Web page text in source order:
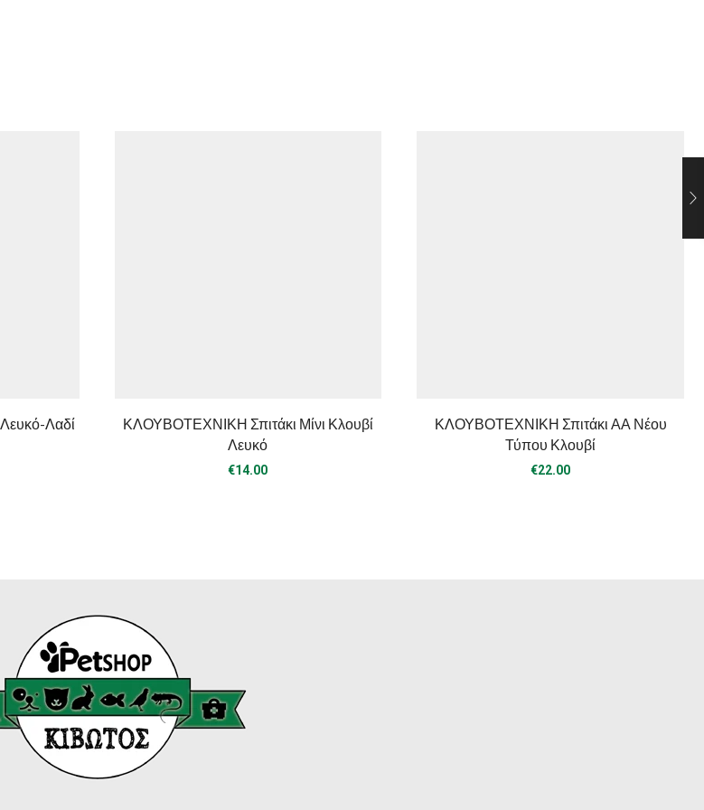
Λαδί
ΚΛΟΥΒΟΤΕΧΝΙΚΗ Σπιτάκι Μίνι Κλουβί
Λευκό
€14.00
ΚΛΟΥΒΟΤΕΧΝΙΚΗ Σπιτάκι ΑΑ Νέου
Τύπου Κλουβί
€22.00